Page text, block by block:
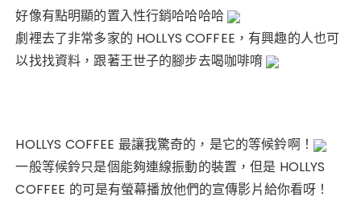
好像有點明顯的置入性行銷哈哈哈哈
劇裡去了非常多家的 HOLLYS COFFEE，有興趣的人也可
以找找資料，跟著王世子的腳步去喝咖啡唷
HOLLYS COFFEE 最讓我驚奇的，是它的等候鈴啊！
一般等候鈴只是個能夠連線振動的裝置，但是 HOLLYS
COFFEE 的可是有螢幕播放他們的宣傳影片給你看呀！